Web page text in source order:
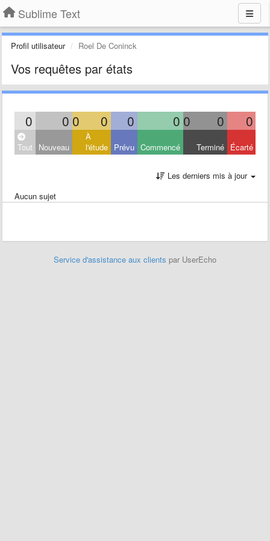
Sublime Text
Profil utilisateur Roel De Coninck
Vos requêtes par états
0 0 0 0 0 0 0 0 0
Tout Nouveau
À
l'étude Prévu Commencé Terminé Écarté
Les derniers mis à jour
Aucun sujet
Service d'assistance aux clients par UserEcho